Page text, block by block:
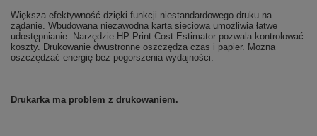
Większa efektywność dzięki funkcji niestandardowego druku na
żądanie. Wbudowana niezawodna karta sieciowa umożliwia łatwe
udostępnianie. Narzędzie HP Print Cost Estimator pozwala kontrolować
koszty. Drukowanie dwustronne oszczędza czas i papier. Można
oszczędzać energię bez pogorszenia wydajności.
Drukarka ma problem z drukowaniem.